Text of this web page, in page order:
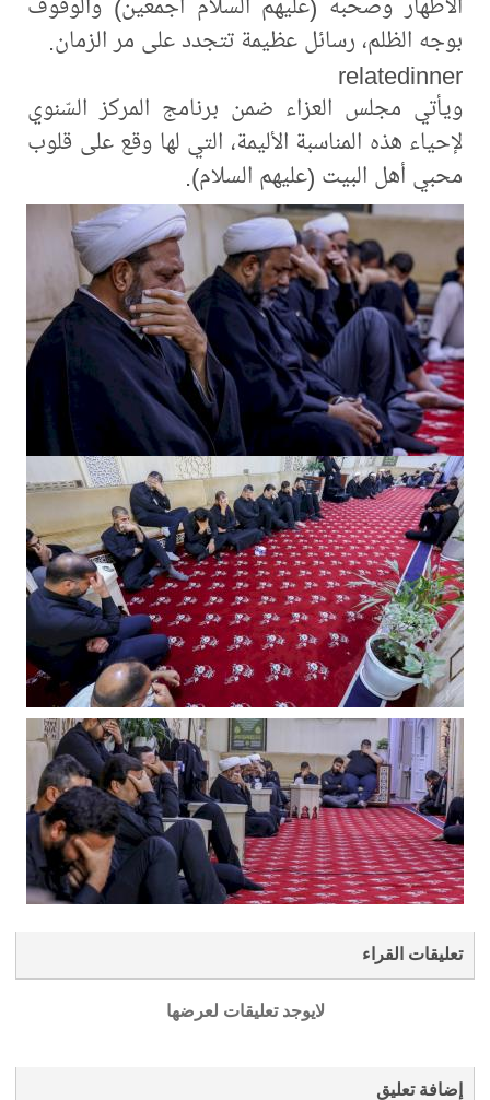
بوجه الظلم، رسائل عظيمة تتجدد على مر الزمان.
relatedinner
ويأتي مجلس العزاء ضمن برنامج المركز السّنوي
لإحياء هذه المناسبة الأليمة، التي لها وقع على قلوب
محبي أهل البيت (عليهم السلام).
تعليقات القراء
لايوجد تعليقات لعرضها
إضافة تعليق